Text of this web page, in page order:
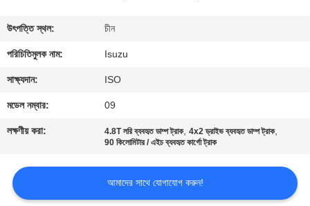
যোগাযোগ
করুন
উদ্ধৃতির
আবেদন
উৎপত্তি স্থল: চীন
পরিচিতিমুলক নাম: Isuzu
সাক্ষ্যদান: ISO
মডেল নম্বার: 09
লক্ষণীয় করা: 4.8T লরি ব্যবহৃত ডাম্প ট্রাক,4x2 ড্রাইভ ব্যবহৃত ডাম্প ট্রাক,
90 কিলোমিটার / এইচ ব্যবহৃত কার্গো ট্রাক
আমাদের সাথে যোগাযোগ করুন!